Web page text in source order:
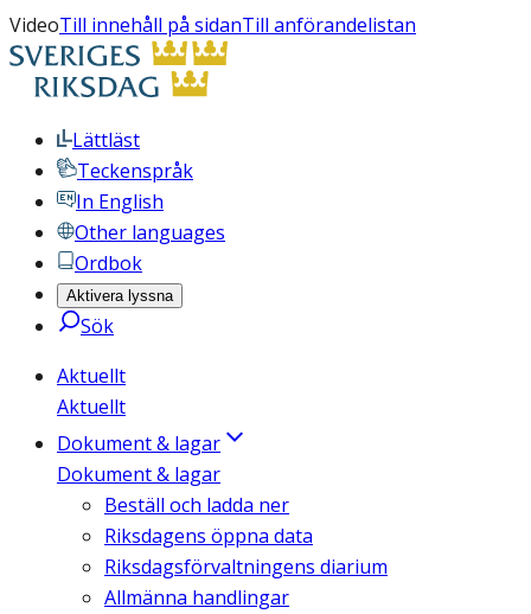
VideoTill innehåll på sidanTill anförandelistan
Lättläst
Teckenspråk
In English
Other languages
Ordbok
Aktivera lyssna
Sök
Aktuellt
Aktuellt
Dokument & lagar
Dokument & lagar
Beställ och ladda ner
Riksdagens öppna data
Riksdagsförvaltningens diarium
Allmänna handlingar